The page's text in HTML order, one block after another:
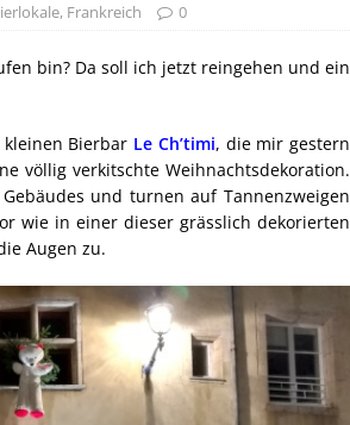
, Frankreich 0
bin? Da soll ich jetzt reingehen und ein
Bierbar Le Ch’timi, die mir gestern
völlig verkitschte Weihnachtsdekoration.
und turnen auf Tannenzweigen
wie in einer dieser grässlich dekorierten
Augen zu.